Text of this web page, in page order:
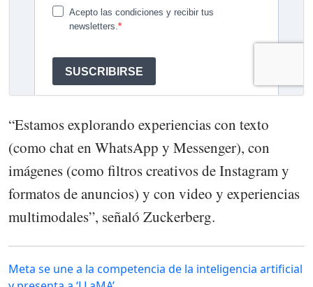
“Estamos explorando experiencias con texto
(como chat en WhatsApp y Messenger), con
imágenes (como filtros creativos de Instagram y
formatos de anuncios) y con video y experiencias
multimodales”, señaló Zuckerberg.
Meta se une a la competencia de la inteligencia artificial